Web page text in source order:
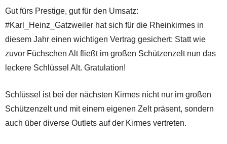
Gut fürs Prestige, gut für den Umsatz:
#Karl_Heinz_Gatzweiler hat sich für die Rheinkirmes in
diesem Jahr einen wichtigen Vertrag gesichert: Statt wie
zuvor Füchschen Alt fließt im großen Schützenzelt nun das
leckere Schlüssel Alt. Gratulation!
Schlüssel ist bei der nächsten Kirmes nicht nur im großen
Schützenzelt und mit einem eigenen Zelt präsent, sondern
auch über diverse Outlets auf der Kirmes vertreten.